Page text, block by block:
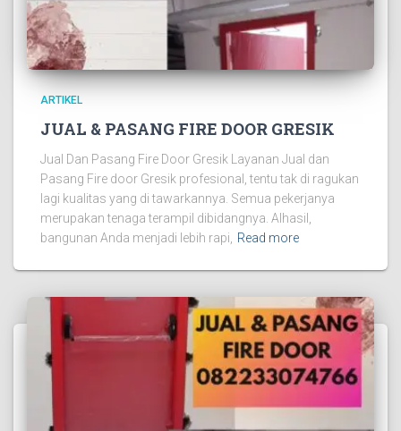
ARTIKEL
JUAL & PASANG FIRE DOOR GRESIK
Jual Dan Pasang Fire Door Gresik Layanan Jual dan
Pasang Fire door Gresik profesional, tentu tak di ragukan
lagi kualitas yang di tawarkannya. Semua pekerjanya
merupakan tenaga terampil dibidangnya. Alhasil,
bangunan Anda menjadi lebih rapi,
Read more